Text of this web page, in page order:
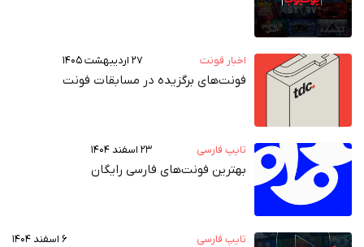
اخبار فونت ۲۷ اردیبهشت ۱۴۰۵
فونت‌های برگزیده در مسابقات فونت
تایپ فارسی ۲۳ اسفند ۱۴۰۴
بهترین فونت‌های فارسی رایگان
تایپ فارسی ۶ اسفند ۱۴۰۴